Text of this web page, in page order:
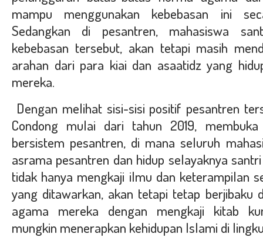
mampu menggunakan kebebasan ini
Sedangkan di pesantren, mahasiswa
kebebasan tersebut, akan tetapi masih
arahan dari para kiai dan asaatidz yang
mereka.
Dengan melihat sisi-sisi positif pesantren
Condong mulai dari tahun 2019,
bersistem pesantren, di mana seluruh
asrama pesantren dan hidup selayaknya
tidak hanya mengkaji ilmu dan keterampilan
yang ditawarkan, akan tetapi tetap berjibaku
agama mereka dengan mengkaji kitab
mungkin menerapkan kehidupan Islami di